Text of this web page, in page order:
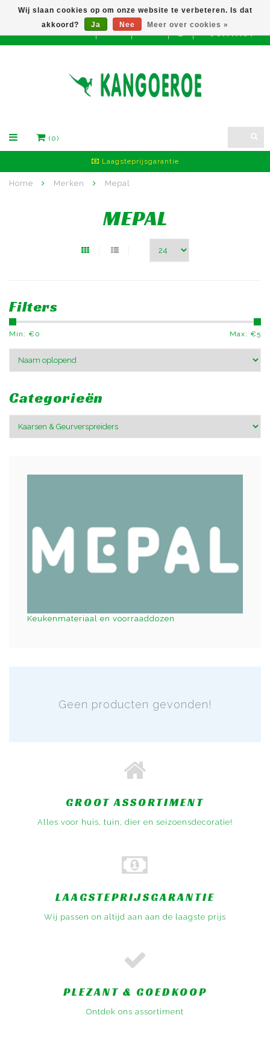
EUR CONTACT
(0)
Laagsteprijsgarantie
Home Merken Mepal
MEPAL
Filters
Min: €0 Max: €5
Categorieën
Keukenmateriaal en voorraaddozen
Geen producten gevonden!
Wij slaan cookies op om onze website te verbeteren. Is dat
akkoord?
Ja Nee Meer over cookies »
GROOT ASSORTIMENT
Alles voor huis, tuin, dier en seizoensdecoratie!
LAAGSTEPRIJSGARANTIE
Wij passen on altijd aan aan de laagste prijs
PLEZANT & GOEDKOOP
Ontdek ons assortiment